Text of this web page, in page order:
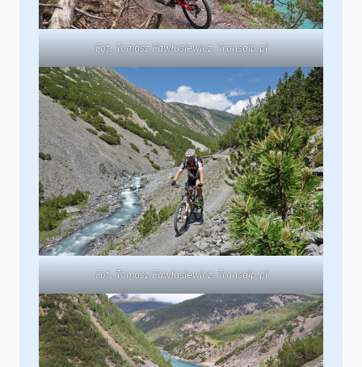
Fot. Tomasz Pawłusiewicz, Transalp.pl
Fot. Tomasz Pawłusiewicz,Transalp.pl